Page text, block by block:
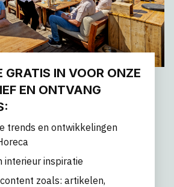
GRATIS IN VOOR ONZE
EN ONTVANG
trends en ontwikkelingen
interieur inspiratie
zoals: artikelen,